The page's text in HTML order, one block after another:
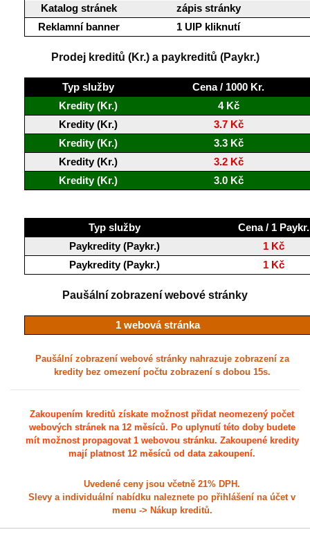
Katalog stránek
zápis stránky
Reklamní banner
1 UIP kliknutí
Prodej kreditů (Kr.) a paykreditů (Paykr.)
Typ služby
Cena / 1000 Kr.
Kredity (Kr.)
4 Kč
Kredity (Kr.)
3.7 Kč
Kredity (Kr.)
3.3 Kč
Kredity (Kr.)
3.2 Kč
Kredity (Kr.)
3.0 Kč
Typ služby
Cena / 1 Paykr.
Paykredity (Paykr.)
1 Kč
Paykredity (Paykr.)
1 Kč
Paušální zobrazení webové stránky
1 webová stránka
Paušální zobrazení webové stránky nahrazuje zobrazení za
kredity bez omezení počtu zobrazení s dobou 15s.
Zakoupením kreditů získate možnost přidat neomezený počet
webových stránek na 12 měsíců. Po uplynutí této doby budete
mít možnost propagovat 1 webovou stránku. Zakoupené kredity
mají platnost 12 měsíců od data zakoupení.
Uvedené ceny jsou včetně 21% DPH.
Slevy a individuální nabídku naleznete po přihlášení na účet v
menu -> Nákup kreditů.